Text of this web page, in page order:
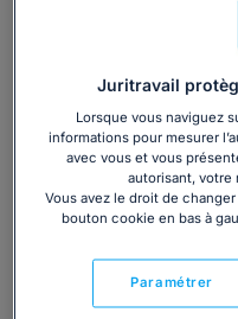
Juritravail
Lorsque vous naviguez
informations pour mesurer
avec vous et vous
autorisant, votre
Vous avez le droit de
bouton cookie en bas à
Paramétrer